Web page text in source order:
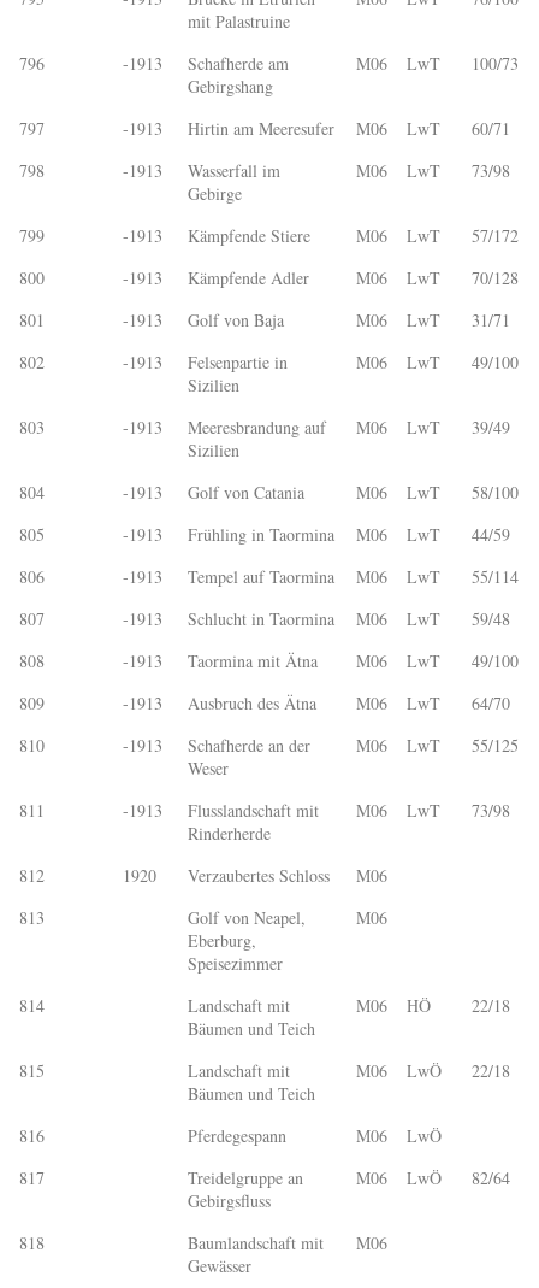
mit Palastruine
796 -1913
Schafherde am
Gebirgshang
M06 LwT 100/73
797 -1913 Hirtin am Meeresufer M06 LwT
60/71
798
-1913
Wasserfall im
Gebirge
M06 LwT 73/98
799 -1913 Kämpfende Stiere M06 LwT
57/172
800
-1913 Kämpfende Adler M06 LwT
70/128
801
-1913 Golf von Baja M06 LwT
31/71
802
-1913
Felsenpartie in
Sizilien
M06 LwT 49/100
803 -1913
Meeresbrandung auf
Sizilien
M06 LwT 39/49
804 -1913 Golf von Catania M06 LwT
58/100
805
-1913 Frühling in Taormina M06 LwT
44/59
806
-1913 Tempel auf Taormina M06 LwT
55/114
807
-1913 Schlucht in Taormina M06 LwT
59/48
808
-1913 Taormina mit Ätna M06 LwT
49/100
809
-1913 Ausbruch des Ätna M06 LwT
64/70
810
-1913
Schafherde an der
Weser
M06 LwT 55/125
811 -1913
Flusslandschaft mit
Rinderherde
M06 LwT 73/98
812 1920 Verzaubertes Schloss
M06
813
Golf von Neapel,
Eberburg,
Speisezimmer
M06
814
Landschaft mit
Bäumen und Teich
M06 HÖ 22/18
815
Landschaft mit
Bäumen und Teich
M06 LwÖ 22/18
816 Pferdegespann M06
LwÖ
817
Treidelgruppe an
Gebirgsfluss
M06 LwÖ 82/64
818
Baumlandschaft mit
Gewässer
M06